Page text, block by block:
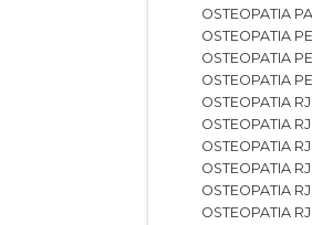
OSTEOPATIA
OSTEOPATIA
OSTEOPATIA
OSTEOPATIA
OSTEOPATIA
OSTEOPATIA
OSTEOPATIA
OSTEOPATIA
OSTEOPATIA
OSTEOPATIA